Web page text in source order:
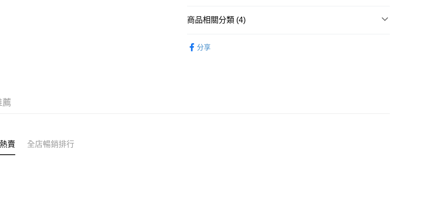
付款後順豐站及營業點
商品相關分類 (4)
分享
薦
賣 全店暢銷排行